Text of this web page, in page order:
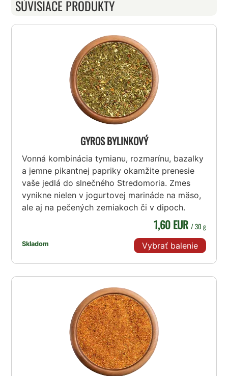
SÚVISIACE PRODUKTY
GYROS BYLINKOVÝ
Vonná kombinácia tymianu, rozmarínu, bazalky
a jemne pikantnej papriky okamžite prenesie
vaše jedlá do slnečného Stredomoria. Zmes
vynikne nielen v jogurtovej marináde na mäso,
ale aj na pečených zemiakoch či v dipoch.
Skladom
1,60 EUR / 30 g
Vybrať balenie